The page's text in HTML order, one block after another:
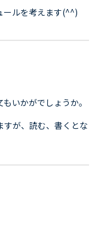
ールを考えます(^^)
いかがでしょうか。
が、読む、書くとな